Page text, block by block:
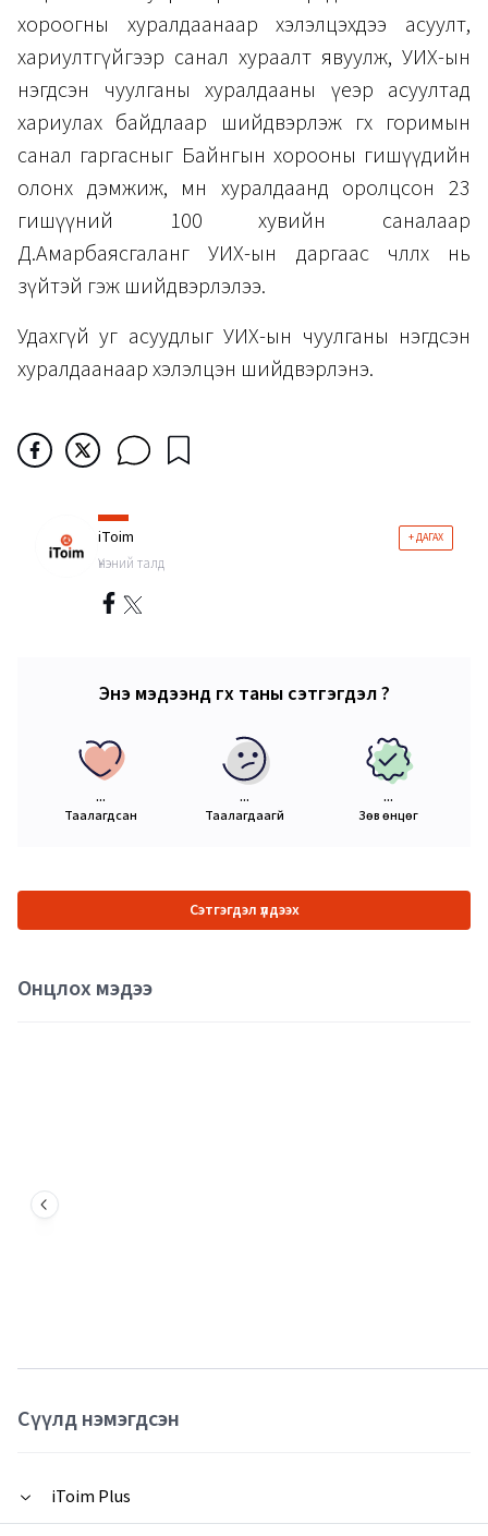
хороогны хуралдаанаар хэлэлцэхдээ асуулт,
хариултгүйгээр санал хураалт явуулж, УИХ-ын
нэгдсэн чуулганы хуралдааны үеэр асуултад
хариулах байдлаар шийдвэрлэж өгөх горимын
санал гаргасныг Байнгын хорооны гишүүдийн
олонх дэмжиж, мөн хуралдаанд оролцсон 23
гишүүний 100 хувийн саналаар
Д.Амарбаясгаланг УИХ-ын даргаас чөлөөлөх нь
зүйтэй гэж шийдвэрлэлээ.
Удахгүй уг асуудлыг УИХ-ын чуулганы нэгдсэн
хуралдаанаар хэлэлцэн шийдвэрлэнэ.
iToim + ДАГАХ
Үнэний талд
Энэ мэдээнд өгөх таны сэтгэгдэл ?
...
Таалагдсан
...
Таалагдаагүй
...
Зөв өнцөг
Сэтгэгдэл үлдээх
Онцлох мэдээ
Сүүлд нэмэгдсэн
iToim Plus